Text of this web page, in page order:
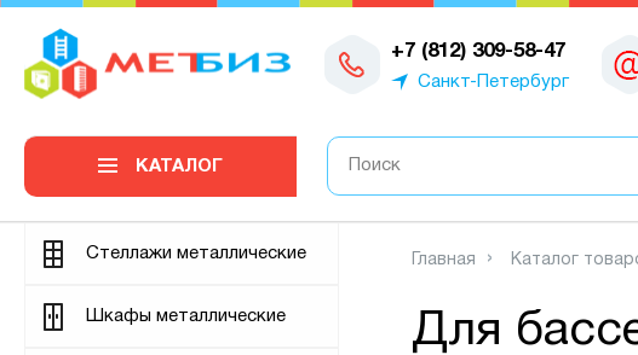
+7 (812) 309-58-47
Санкт-Петербург
0
КАТАЛОГ
Стеллажи металлические
Шкафы металлические
Главная Каталог
Для